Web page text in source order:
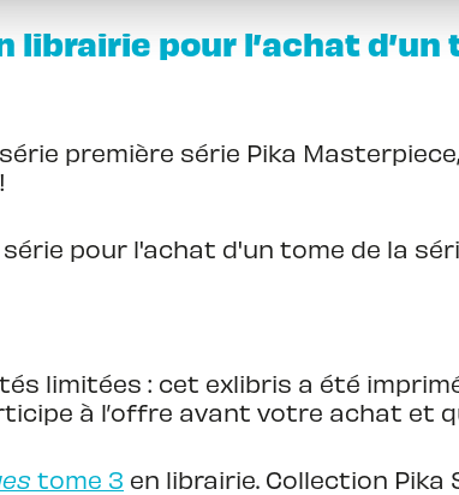
pour l’achat d’un
première série Pika Masterpiece,
pour l'achat d'un tome de la
limitées : cet exlibris a été
à l’offre avant votre achat et
tome 3 en librairie. Collection Pika